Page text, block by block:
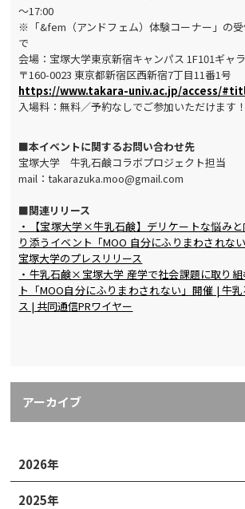
～17:00
※「&fem（アンドフェム）体験コーナー」の
で
会場：宝塚大学東京新宿キャンパス 1F101ギャ
〒160-0023 東京都新宿区西新宿7丁目11番1号
https://www.takara-univ.ac.jp/access/
入場料：無料／予約なしでご参加いただけます！
■本イベントに関するお問い合わせ先
宝塚大学 牛乳石鹸コラボプロジェクト担当
mail：takarazuka.moo@gmail.com
■関連リリース
・【宝塚大学×牛乳石鹸】デリケートな悩み
り添うイベント「MOO 自分にふりまわされな
宝塚大学のプレスリリース
・牛乳石鹸×宝塚大学 産学で社会課題に取り
ト「MOO自分にふりまわされない」開催 | 牛
ス | 共同通信PRワイヤー
アーカイブ
2026年
2025年